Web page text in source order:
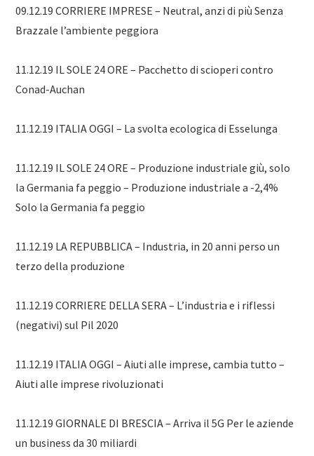
09.12.19 CORRIERE IMPRESE – Neutral, anzi di più Senza
Brazzale l’ambiente peggiora
11.12.19 IL SOLE 24 ORE – Pacchetto di scioperi contro
Conad-Auchan
11.12.19 ITALIA OGGI – La svolta ecologica di Esselunga
11.12.19 IL SOLE 24 ORE – Produzione industriale giù, solo
la Germania fa peggio – Produzione industriale a -2,4%
Solo la Germania fa peggio
11.12.19 LA REPUBBLICA – Industria, in 20 anni perso un
terzo della produzione
11.12.19 CORRIERE DELLA SERA – L’industria e i riflessi
(negativi) sul Pil 2020
11.12.19 ITALIA OGGI – Aiuti alle imprese, cambia tutto –
Aiuti alle imprese rivoluzionati
11.12.19 GIORNALE DI BRESCIA – Arriva il 5G Per le aziende
un business da 30 miliardi